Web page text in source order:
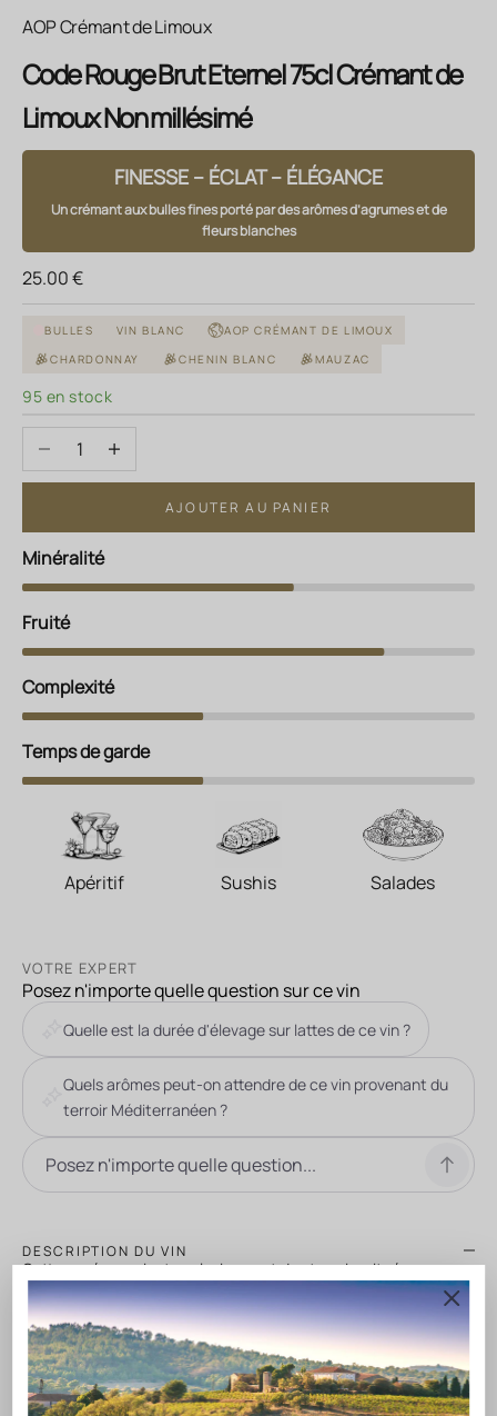
AOP Crémant de Limoux
Code Rouge Brut Eternel 75cl Crémant de
Limoux Non millésimé
FINESSE – ÉCLAT – ÉLÉGANCE
Un crémant aux bulles fines porté par des arômes d’agrumes et de
fleurs blanches
Prix de vente
25.00 €
BULLES VIN BLANC
AOP CRÉMANT DE LIMOUX
CHARDONNAY
CHENIN BLANC MAUZAC
95 en stock
Diminuer la quantitéAugmenter la quantité
AJOUTER AU PANIER
Minéralité
Fruité
Complexité
Temps de garde
Apéritif Sushis Salades
VOTRE EXPERT
Posez n'importe quelle question sur ce vin
Quelle est la durée d'élevage sur lattes de ce vin ?
Quels arômes peut-on attendre de ce vin provenant du
terroir Méditerranéen ?
DESCRIPTION DU VIN
Cette cuvée provient exclusivement des terroirs situés sur
les climats océaniques de Limoux. Code Rouge est une ode à
l’excellence et un hommage au Premier Brut du Monde
élaboré par les Moines de l’Abbaye de Saint Hilaire près de
Limoux. Blanc de blancs issu de Chardonnay, Chenin et
Mauzac, offre une exceptionnelle expression du terroir